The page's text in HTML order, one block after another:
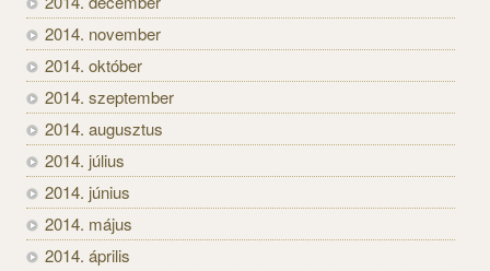
2014. november
2014. október
2014. szeptember
2014. augusztus
2014. július
2014. június
2014. május
2014. április